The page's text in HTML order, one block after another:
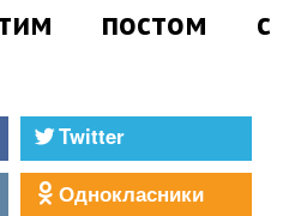
постом с
Twitter
Однокласники